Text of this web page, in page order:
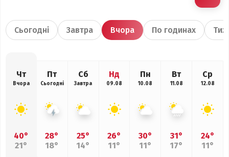
Сьогодні Завтра Вчора По годинах
Чт
Вчора
40°
21°
Пт
Сьогодні
28°
18°
Сб
Завтра
25°
14°
Нд
09.08
26°
11°
Пн
10.08
30°
11°
Вт
11.08
31°
17°
Ср
12.08
24°
11°